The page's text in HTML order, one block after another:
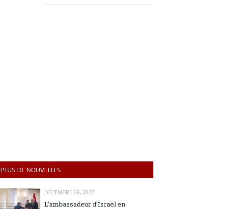
PLUS DE NOUVELLES
DÉCEMBRE 28, 2022
L’ambassadeur d’Israël en